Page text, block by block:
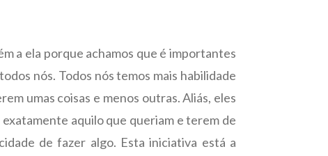
a ela porque achamos que é importantes
nós. Todos nós temos mais habilidade
umas coisas e menos outras. Aliás, eles
aquilo que queriam e terem de
de fazer algo. Esta iniciativa está a